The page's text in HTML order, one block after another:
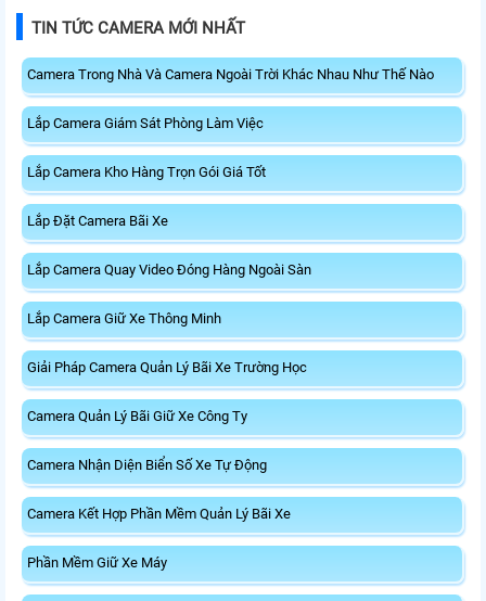
TIN TỨC CAMERA MỚI NHẤT
Camera Trong Nhà Và Camera Ngoài Trời Khác Nhau Như Thế Nào
Lắp Camera Giám Sát Phòng Làm Việc
Lắp Camera Kho Hàng Trọn Gói Giá Tốt
Lắp Đặt Camera Bãi Xe
Lắp Camera Quay Video Đóng Hàng Ngoài Sàn
Lắp Camera Giữ Xe Thông Minh
Giải Pháp Camera Quản Lý Bãi Xe Trường Học
Camera Quản Lý Bãi Giữ Xe Công Ty
Camera Nhận Diện Biển Số Xe Tự Động
Camera Kết Hợp Phần Mềm Quản Lý Bãi Xe
Phần Mềm Giữ Xe Máy